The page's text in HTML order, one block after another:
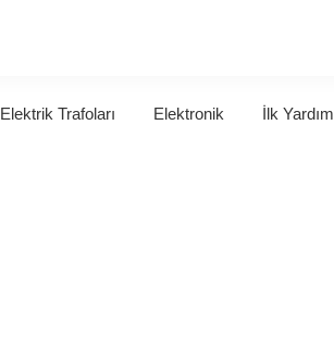
Elektrik Trafoları Elektronik İlk Yardım